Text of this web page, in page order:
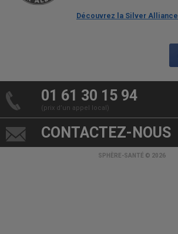
Découvrez la Silver Alliance
01 61 30 15 94
(prix d’un appel local)
CONTACTEZ-NOUS
SPHÈRE-SANTÉ © 2026